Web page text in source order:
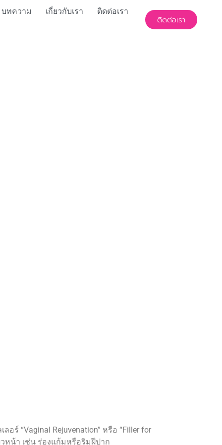
บทความ เกี่ยวกับเรา
ติดต่อเรา
ติดต่อเรา
“Vaginal Rejuvenation” หรือ “Filler for
หน้า เช่น ร่องแก้มหรือริมฝีปาก